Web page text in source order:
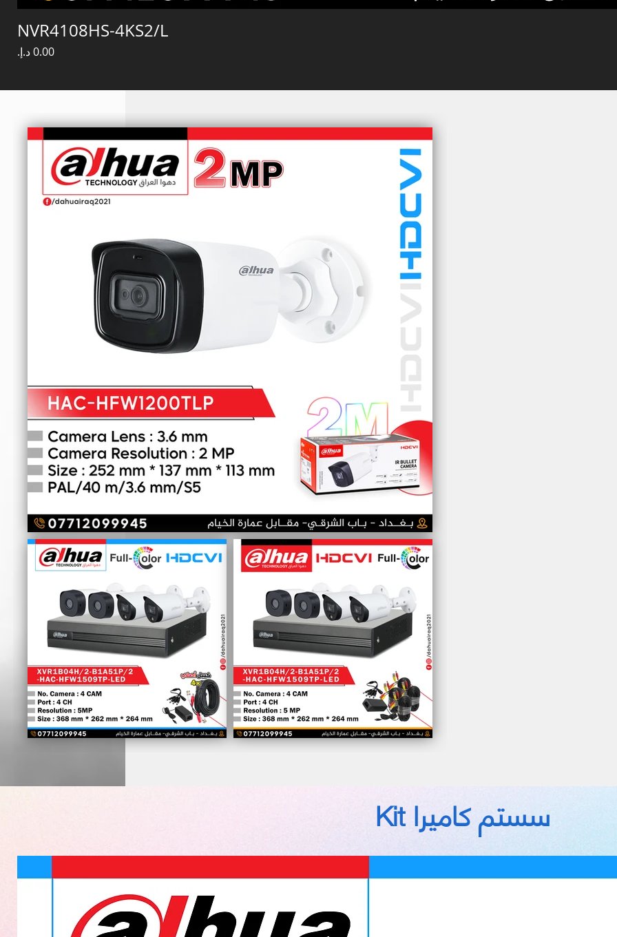
NVR4108HS-4KS2/L
Price
Kit سستم كاميرا